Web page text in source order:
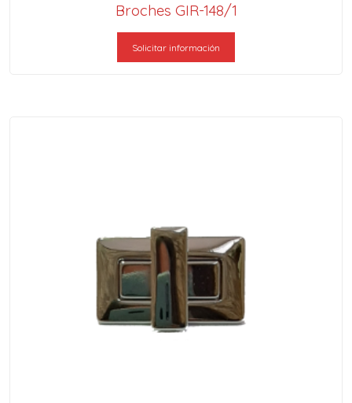
Broches GIR-148/1
Solicitar información